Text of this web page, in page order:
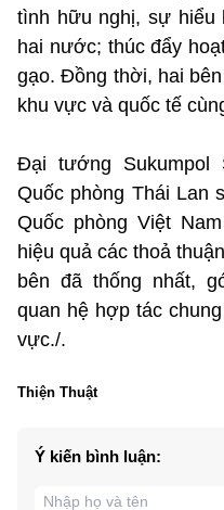
tình hữu nghị, sự hiểu
hai nước; thúc đẩy
gạo. Đồng thời, hai
khu vực và quốc tế
Đại tướng Sukumpol
Quốc phòng Thái Lan
Quốc phòng Việt
hiệu quả các thoả
bên đã thống nhất,
quan hệ hợp tác
vực./.
Thiện Thuật
Ý kiến bình luận: